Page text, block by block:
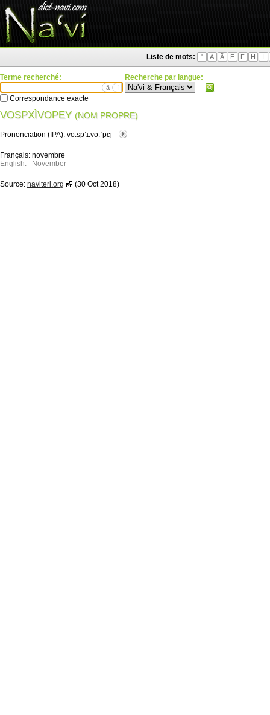
Liste de mots: ' A Ä E F H I
Terme recherché:
ä ì
Correspondance exacte
Recherche par langue:
VOSPXÌVOPEY (NOM PROPRE)
Prononciation ( IPA): vo.spʼɪ.vo.ˈpɛj
Français: novembre
English:
November
Source: naviteri.org (30 Oct 2018)